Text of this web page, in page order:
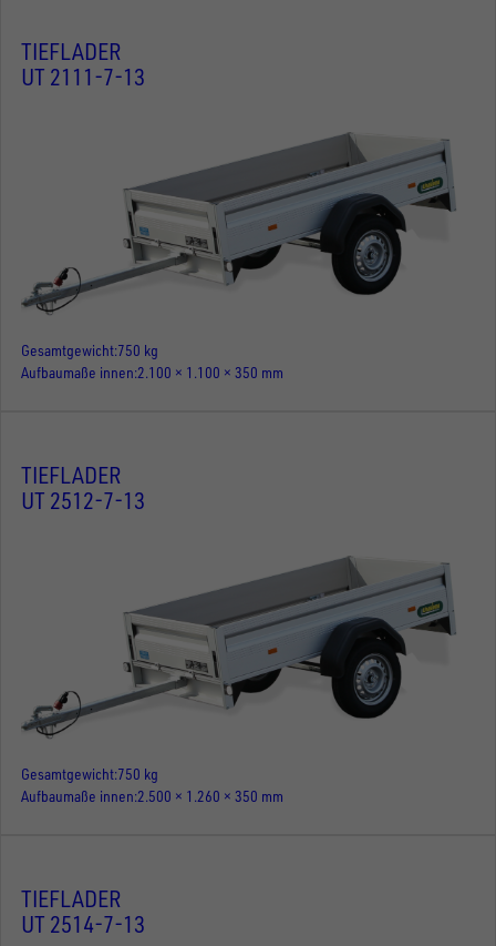
TIEFLADER
UT 2111-7-13
Gesamtgewicht 750 kg
Aufbaumaße innen 2.100 × 1.100 × 350 mm
TIEFLADER
UT 2512-7-13
Gesamtgewicht 750 kg
Aufbaumaße innen 2.500 × 1.260 × 350 mm
TIEFLADER
UT 2514-7-13